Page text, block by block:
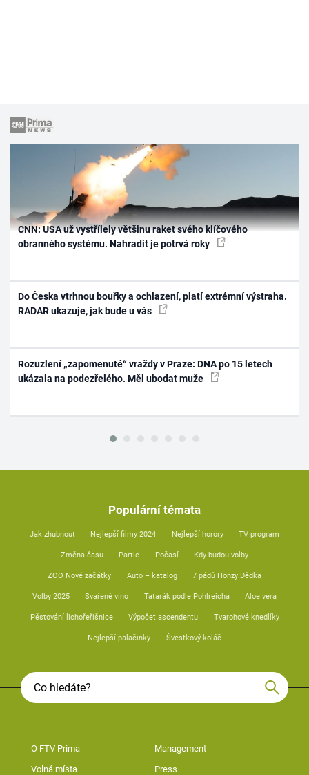
CNN: USA už vystřílely většinu raket svého klíčového
obranného systému. Nahradit je potrvá roky
Do Česka vtrhnou bouřky a ochlazení, platí extrémní výstraha.
RADAR ukazuje, jak bude u vás
Rozuzlení „zapomenuté“ vraždy v Praze: DNA po 15 letech
ukázala na podezřelého. Měl ubodat muže
Populární témata
Jak zhubnout Nejlepší filmy 2024 Nejlepší horory TV program
Změna času Partie Počasí Kdy budou volby
ZOO Nové začátky Auto – katalog 7 pádů Honzy Dědka
Volby 2025 Svařené víno Tatarák podle Pohlreicha Aloe vera
Pěstování lichořeřišnice Výpočet ascendentu Tvarohové knedlíky
Nejlepší palačinky Švestkový koláč
O FTV Prima Management
Volná místa Press